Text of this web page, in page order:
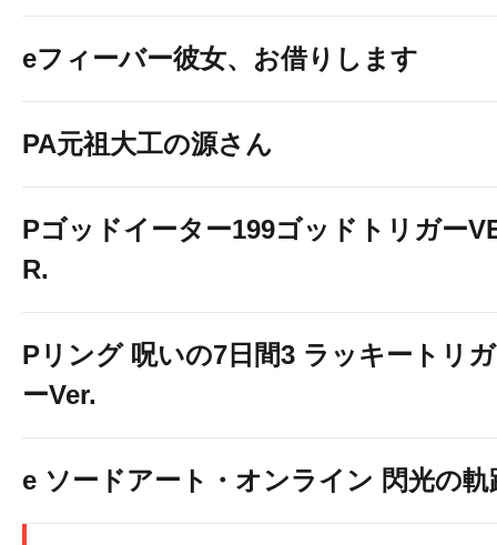
eフィーバー彼女、お借りします
PA元祖大工の源さん
Pゴッドイーター199ゴッドトリガー
R.
Pリング 呪いの7日間3 ラッキートリガ
ーVer.
e ソードアート・オンライン 閃光の軌